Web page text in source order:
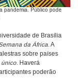
pandemia. Público pode
de Brasília
da África. A
sobre países
. Haverá
poderão